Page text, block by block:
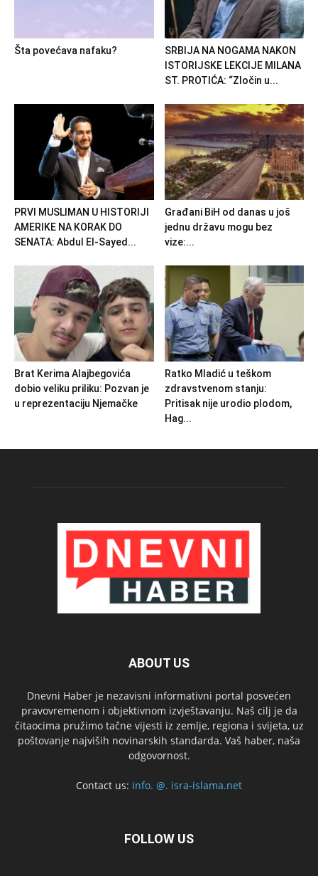
Šta povećava nafaku?
SRBIJA NA NOGAMA NAKON
ISTORIJSKE LEKCIJE MILANA
ST. PROTIĆA: “Zločin u...
PRVI MUSLIMAN U HISTORIJI
AMERIKE NA KORAK DO
SENATA: Abdul El-Sayed...
Građani BiH od danas u još
jednu državu mogu bez
vize:...
Brat Kerima Alajbegovića
dobio veliku priliku: Pozvan je
u reprezentaciju Njemačke
Ratko Mladić u teškom
zdravstvenom stanju:
Pritisak nije urodio plodom,
Hag...
ABOUT US
Dnevni Haber je nezavisni informativni portal posvećen
pravovremenom i objektivnom izvještavanju. Naš cilj je da
čitaocima pružimo tačne vijesti iz zemlje, regiona i svijeta, uz
poštovanje najviših novinarskih standarda. Vaš haber, naša
odgovornost.
Contact us: info. @. isra-islama.net
FOLLOW US